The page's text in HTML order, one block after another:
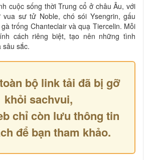
cuộc sống thời Trung cổ ở châu Âu, với
sư tử Noble, chó sói Ysengrin, gấu
trống Chanteclair và quạ Tiercelin. Mỗi
cách riêng biệt, tạo nên những tình
sâu sắc.
bộ link tải đã bị gỡ
khỏi sachvui,
chỉ còn lưu thông tin
để bạn tham khảo.